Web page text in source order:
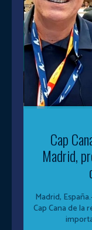
Cap
Madrid,
Madrid,
Cap Cana de la